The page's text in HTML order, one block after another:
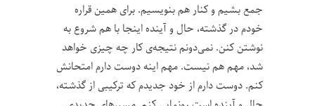
جمع بشیم و کنار هم بنویسیم. برای همین قراره
خودم در گذشته، حال و آینده اینجا با هم شروع به
نوشتن کنن. نمی‌دونم نتیجه‌ی کار چه چیزی خواهد
شد، مهم هم نیست. مهم اینه دوست دارم امتحانش
کنم. دوست دارم از خود جدیدم که ترکیبی از گذشته،